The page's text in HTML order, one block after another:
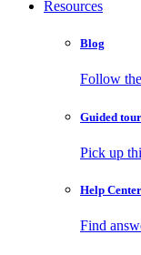
Resources
Blog
Follow
Guided tour
Pick up
Help Center
Find